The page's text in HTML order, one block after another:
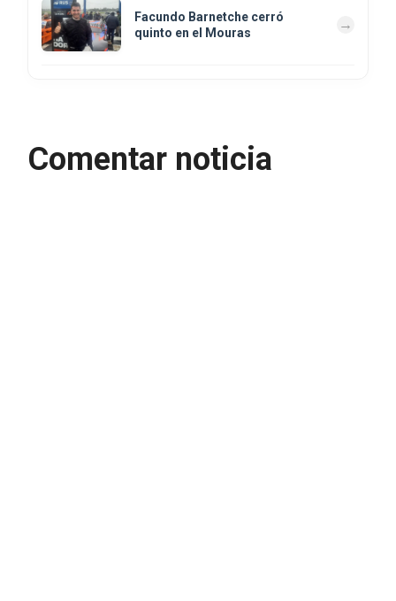
Facundo Barnetche cerró
quinto en el Mouras
Comentar noticia